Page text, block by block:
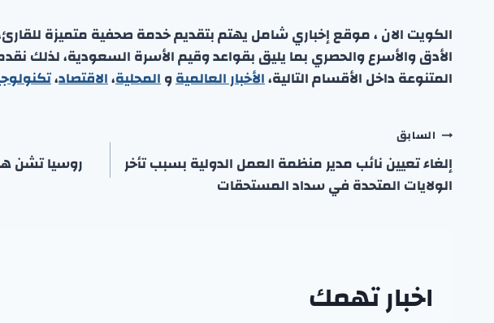
الكويت الان ، موقع إخباري شامل يهتم بتقديم خدمة صحفية متميزة للقارئ،
الأدق والأسرع والحصري بما يليق بقواعد وقيم الأسرة السعودية، لذلك
المتنوعة داخل الأقسام التالية،الأخبار العالميةوالمحلية،الاقتصاد،
تصفّح
المقالات
السابق
إلغاء تعيين نائب مدير منظمة العمل الدولية بسبب تأخر
الولايات المتحدة في سداد المستحقات
روسيا تشن
اخبار تهمك